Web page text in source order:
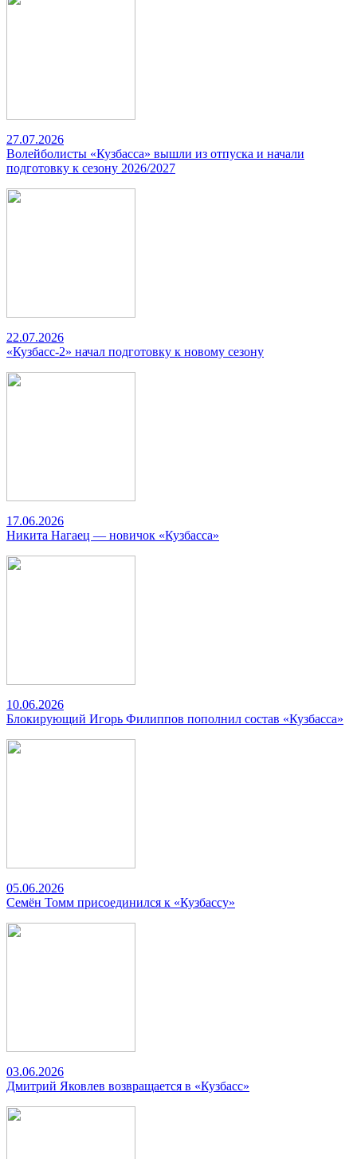
27.07.2026
Волейболисты «Кузбасса» вышли из отпуска и начали
подготовку к сезону 2026/2027
22.07.2026
«Кузбасс-2» начал подготовку к новому сезону
17.06.2026
Никита Нагаец — новичок «Кузбасса»
10.06.2026
Блокирующий Игорь Филиппов пополнил состав «Кузбасса»
05.06.2026
Семён Томм присоединился к «Кузбассу»
03.06.2026
Дмитрий Яковлев возвращается в «Кузбасс»